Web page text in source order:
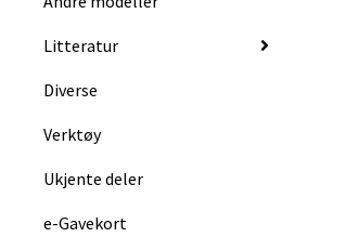
Litteratur
Diverse
Verktøy
Ukjente deler
e-Gavekort